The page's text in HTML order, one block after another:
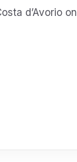
d’Avorio